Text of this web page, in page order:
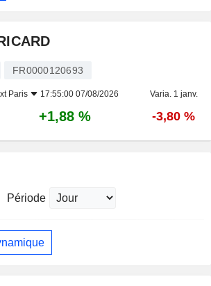
FR0000120693
Paris 17:55:00 07/08/2026 Varia. 1 janv.
+1,88 % -3,80 %
Période